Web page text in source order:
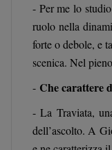
- Per me lo
ruolo nella
forte o debole, e
scenica. Nel
- Che carattere
- La Traviata,
dell’ascolto. A